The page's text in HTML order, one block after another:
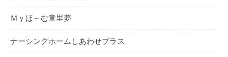
Ｍｙほ～む童里夢
ナーシングホームしあわせプラス